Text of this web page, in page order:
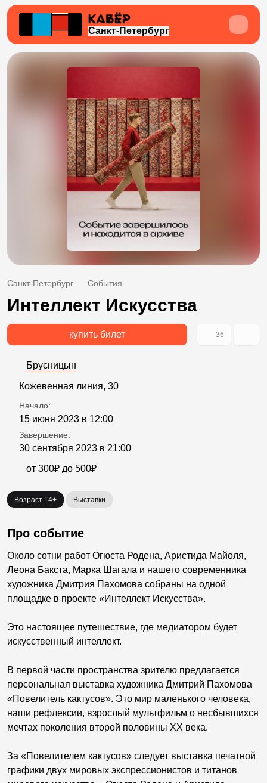
Санкт-Петербург
Санкт-Петербург События
Интеллект Искусства
купить билет 36
Брусницын
Кожевенная линия, 30
Начало:
15 июня 2023 в 12:00
Завершение:
30 сентября 2023 в 21:00
от 300₽ до 500₽
Возраст 14+ Выставки
Про событие
Около сотни работ Огюста Родена, Аристида Майоля,
Леона Бакста, Марка Шагала и нашего современника
художника Дмитрия Пахомова собраны на одной
площадке в проекте «Интеллект Искусства».
Это настоящее путешествие, где медиатором будет
искусственный интеллект.
В первой части пространства зрителю предлагается
персональная выставка художника Дмитрий Пахомова
«Повелитель кактусов». Это мир маленького человека,
наши рефлексии, взрослый мультфильм о несбывшихся
мечтах поколения второй половины XX века.
За «Повелителем кактусов» следует выставка печатной
графики двух мировых экспрессионистов и титанов